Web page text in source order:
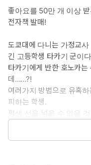
좋아요를 50만 개 이상 받
전자책 발매!
도쿄대에 다니는 가정교
긴 고등학생 타카기 군이
타카기에게 반한 호노카
데......?!
여러가지 방법으로 유혹
피하는 학생.
평생 선을 넘을 수 없을